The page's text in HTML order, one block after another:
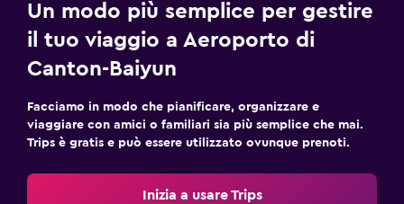
Un modo più semplice per gestire
il tuo viaggio a Aeroporto di
Canton-Baiyun
Facciamo in modo che pianificare, organizzare e
viaggiare con amici o familiari sia più semplice che mai.
Trips è gratis e può essere utilizzato ovunque prenoti.
Inizia a usare Trips